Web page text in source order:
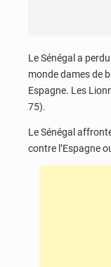
Le Sénégal a
monde dames de
Espagne. Les
75).
Le Sénégal
contre l’Espagne